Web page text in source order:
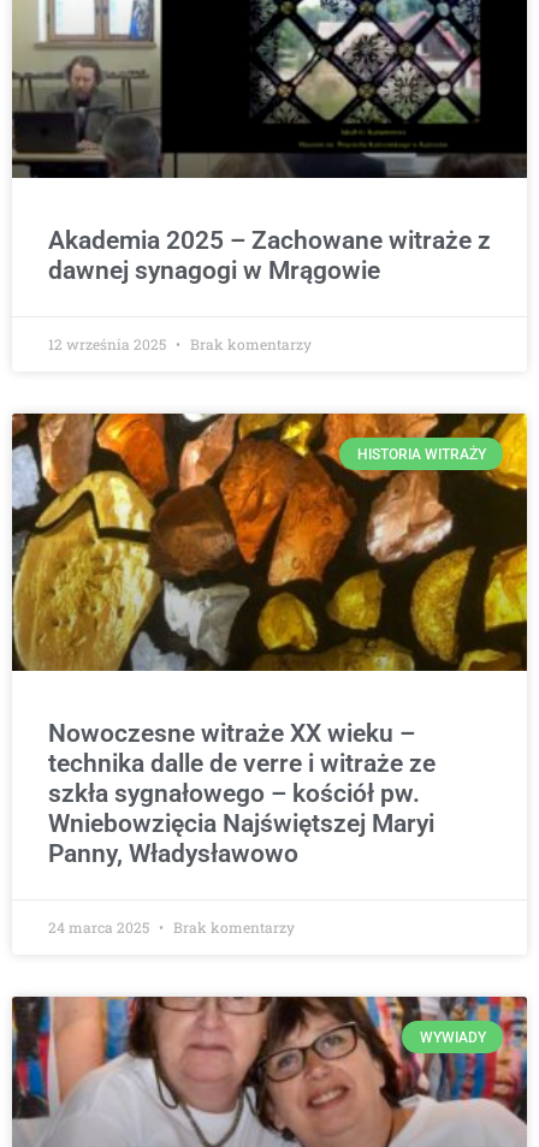
Akademia 2025 – Zachowane witraże z
dawnej synagogi w Mrągowie
12 września 2025 Brak komentarzy
HISTORIA WITRAŻY
Nowoczesne witraże XX wieku –
technika dalle de verre i witraże ze
szkła sygnałowego – kościół pw.
Wniebowzięcia Najświętszej Maryi
Panny, Władysławowo
24 marca 2025 Brak komentarzy
WYWIADY